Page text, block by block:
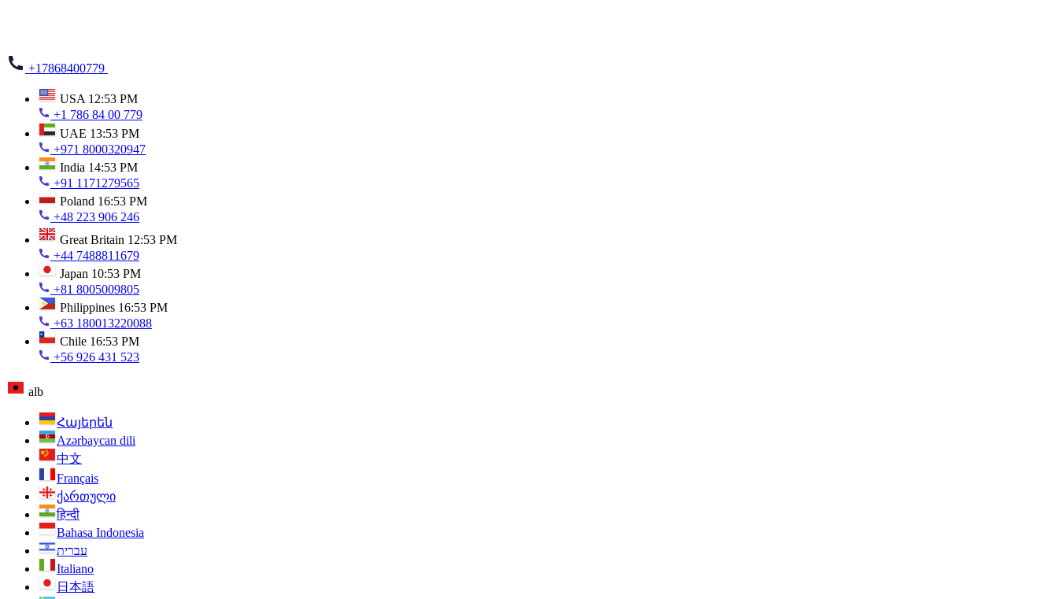
+17868400779
USA 12:53 PM
+1 786 84 00 779
UAE 13:53 PM
+971 8000320947
India 14:53 PM
+91 1171279565
Poland 16:53 PM
+48 223 906 246
Great Britain 12:53 PM
+44 7488811679
Japan 10:53 PM
+81 8005009805
Philippines 16:53 PM
+63 180013220088
Chile 16:53 PM
+56 926 431 523
alb
Հայերեն
Azərbaycan dili
中文
Français
ქართული
हिन्दी
Bahasa Indonesia
עברית
Italiano
日本語